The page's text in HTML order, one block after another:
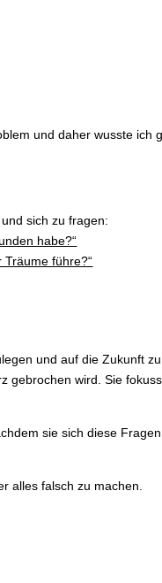
und daher wusste ich
sich zu fragen:
habe?“
führe?“
und auf die Zukunft
gebrochen wird. Sie
sie sich diese
alles falsch zu machen.